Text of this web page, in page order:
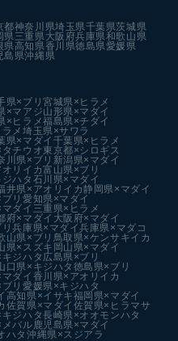
都神奈川県埼玉県千葉県茨城県
県 三重県 大阪府兵庫県和歌山県
県高知県香川県徳島県愛媛県
島県沖縄県
県×ブリ宮城県×ヒラメ
×マアジ山形県×マダイ
×ヒラメ福島県×チダイ
ラメ埼玉県×サワラ
県×マダイ 千葉県×ヒラメ
チウオ東京都×シロギス
川県×ブリ 新潟県×マダイ
リイカ富山県×ブリ
ハタ 石川県×マダイ
井県×アオリイカ静岡県×マダイ
ブリ愛知県×マダイ
ダイ 三重県×ヒラメ
府×マダイ 大阪府×マダイ
リ兵庫県×マダイ兵庫県×マダコ
山県×ブリ 鳥取県×ケンサキイカ
県×スズキ 岡山県×マダイ
ジハタ 広島県×ブリ
口県×キジハタ 徳島県×ブリ
ダイ 香川県×アオリイカ
ブリ愛媛県×キジハタ
高知県×イサキ福岡県×マダイ
佐賀県×マダイ 佐賀県×ヒラマサ
ジハタ長崎県×オオモンハタ
メバル 鹿児島県×マダイ
ハタ沖縄県×スジアラ